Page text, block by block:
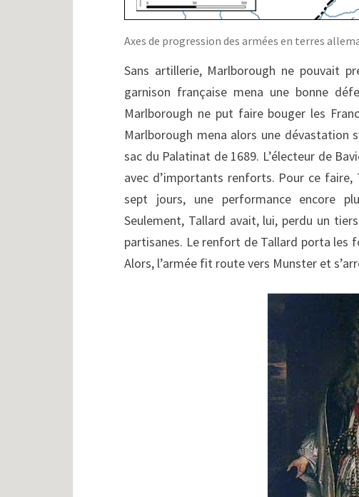
Axes de progression des armées en terres
Sans artillerie, Marlborough ne pouvait
garnison française mena une bonne
Marlborough ne put faire bouger les
Marlborough mena alors une dévastation
sac du Palatinat de 1689. L’électeur de
avec d’importants renforts. Pour ce
sept jours, une performance encore
Seulement, Tallard avait, lui, perdu un
partisanes. Le renfort de Tallard porta les
Alors, l’armée fit route vers Munster et